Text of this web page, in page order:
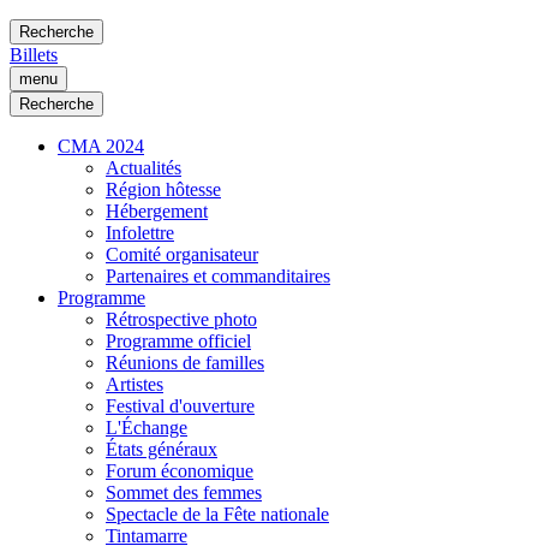
Recherche
Billets
menu
Recherche
CMA 2024
Actualités
Région hôtesse
Hébergement
Infolettre
Comité organisateur
Partenaires et commanditaires
Programme
Rétrospective photo
Programme officiel
Réunions de familles
Artistes
Festival d'ouverture
L'Échange
États généraux
Forum économique
Sommet des femmes
Spectacle de la Fête nationale
Tintamarre